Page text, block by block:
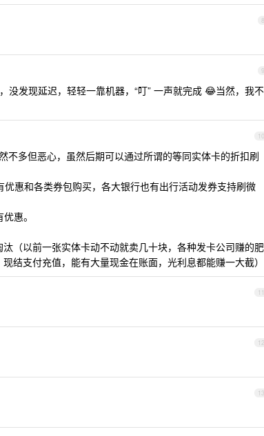
8
9
没发现延迟，轻轻一靠机器，“叮” 一声就完成 😂当然，我不
10
不多但恶心，虽然后期可以通过所谓的等同实体卡的折扣刷
惠和各类券包购买，各大银行也有出行活动发券支持刷微
惠。
（以前一张实体卡动不动就卖几十块，各种发卡公司赚的肥
结支付充值，能有大量现金在账面，光利息都能赚一大截）
11
12
13